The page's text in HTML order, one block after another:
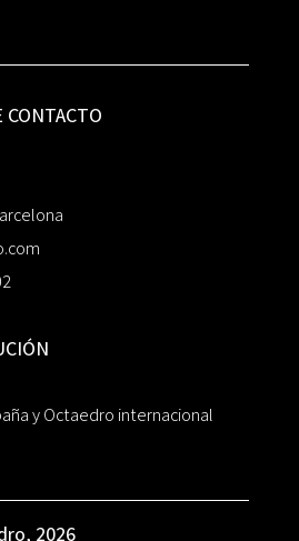
y Octaedro internacional
2026